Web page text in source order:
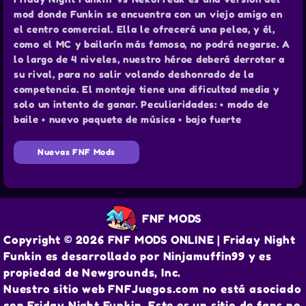
mod donde Funkin se encuentra con un viejo amigo en
el centro comercial. Ella le ofrecerá una pelea, y él,
como el MC y bailarín más famoso, no podrá negarse. A
lo largo de 4 niveles, nuestro héroe deberá derrotar a
su rival, para no salir volando deshonrado de la
competencia. El montaje tiene una dificultad media y
solo un intento de ganar. Peculiaridades: • modo de
baile • nuevo paquete de música • bajo fuerte
Nuevas FNF Mods
FNF MODS
Copyright © 2026 FNF MODS ONLINE | Friday Night
Funkin es desarrollado por Ninjamuffin99 y es
propiedad de Newgrounds, Inc.
Nuestro sitio web FNFJuegos.com no está asociado